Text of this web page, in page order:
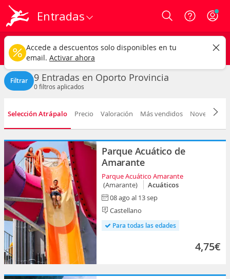
Entradas Login
Oporto
Cualquier tipo Cualquier fecha
CAMBIAR
Filtrar 9 Entradas en Oporto Provincia
0filtros aplicados
Selección Atrápalo Precio Valoración Más vendidos Novedad
Parque Acuático de
Amarante
Parque Acuático Amarante
(Amarante)
Acuáticos
08 ago al 13 sep
Castellano
Para todas las edades
4,75€
Accede a descuentos solo disponibles en tu
email. Activar ahora